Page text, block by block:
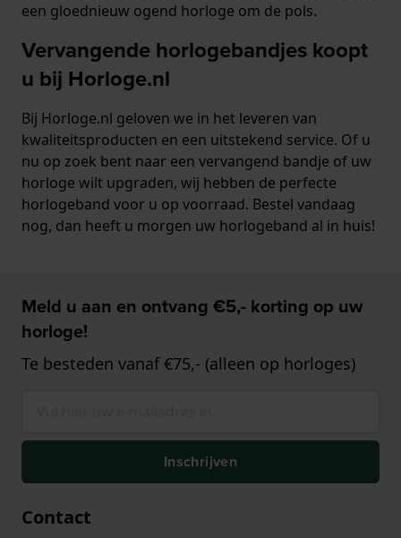
een gloednieuw ogend horloge om de pols.
Vervangende horlogebandjes koopt
u bij Horloge.nl
Bij Horloge.nl geloven we in het leveren van
kwaliteitsproducten en een uitstekend service. Of u
nu op zoek bent naar een vervangend bandje of uw
horloge wilt upgraden, wij hebben de perfecte
horlogeband voor u op voorraad. Bestel vandaag
nog, dan heeft u morgen uw horlogeband al in huis!
Meld u aan en ontvang €5,- korting op uw
horloge!
Te besteden vanaf €75,- (alleen op horloges)
Inschrijven
Contact